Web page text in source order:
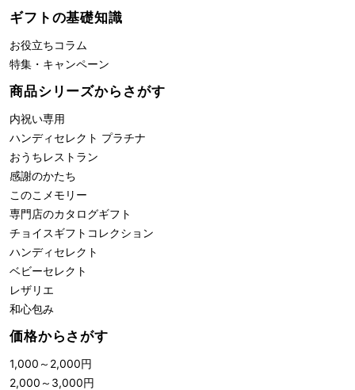
ギフトの基礎知識
お役立ちコラム
特集・キャンペーン
商品シリーズからさがす
内祝い専用
ハンディセレクト プラチナ
おうちレストラン
感謝のかたち
このこメモリー
専門店のカタログギフト
チョイスギフトコレクション
ハンディセレクト
ベビーセレクト
レザリエ
和心包み
価格からさがす
1,000 ～ 2,000円
2,000 ～ 3,000円